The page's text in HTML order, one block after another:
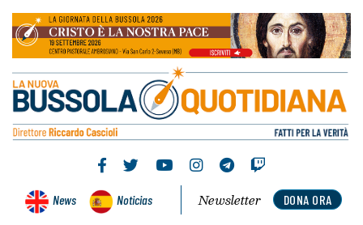
News Noticias DONA ORA
Newsletter